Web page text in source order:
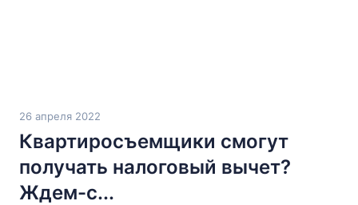
26 апреля 2022
Квартиросъемщики смогут
получать налоговый вычет?
Ждем-с...